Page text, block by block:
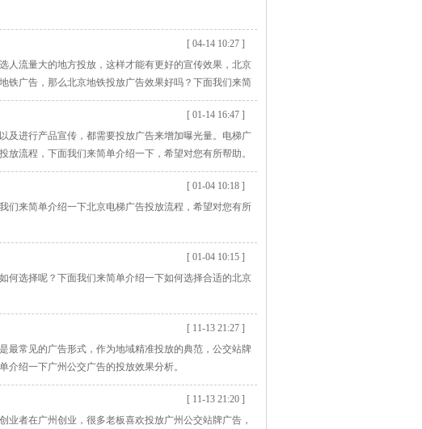
[ 04-14 10:27 ]
人流量大的地方投放，这样才能有更好的宣传效果，北京
铁广告，那么北京地铁投放广告效果好吗？下面我们来简
[ 01-14 16:47 ]
及进行产品宣传，都需要投放广告来增加曝光量。电梯广
流程，下面我们来简单介绍一下，希望对您有所帮助。
[ 01-04 10:18 ]
们来简单介绍一下北京电梯广告投放流程，希望对您有所
[ 01-04 10:15 ]
何选择呢？下面我们来简单介绍一下如何选择合适的北京
[ 11-13 21:27 ]
最常见的广告形式，作为地域精准投放的典范，公交站牌
绍一下广州公交广告的投放效果分析。
[ 11-13 21:20 ]
者在广州创业，很多老板喜欢投放广州公交站牌广告，